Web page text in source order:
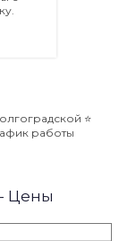
⭐️
работы
Цены